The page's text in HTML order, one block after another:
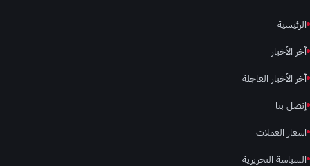
الرئيسية
آخر الأخبار
أخر الأخبار العاجلة
إتصل بنا
اسعار العملات
السياسة التحريرية